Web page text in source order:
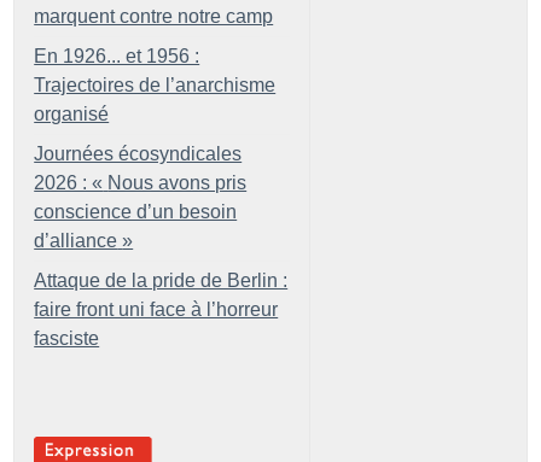
marquent contre notre camp
En 1926... et 1956 :
Trajectoires de l’anarchisme
organisé
Journées écosyndicales
2026 : « Nous avons pris
conscience d’un besoin
d’alliance »
Attaque de la pride de Berlin :
faire front uni face à l’horreur
fasciste